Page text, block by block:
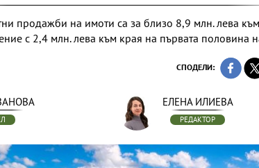
продажби на имоти са за близо 8,9 млн. лева
с 2,4 млн. лева към края на първата половина
СПОДЕЛИ:
ЕЛЕНА ИЛИЕВА
РЕДАКТОР